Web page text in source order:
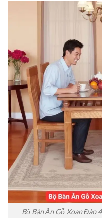
Bộ Bàn Ăn Gỗ Xoan Đào